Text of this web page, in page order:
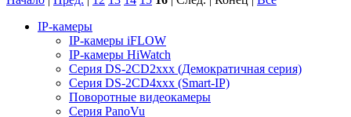
IP-камеры
IP-камеры iFLOW
IP-камеры HiWatch
Серия DS-2CD2xxx (Демократичная серия)
Серия DS-2CD4xxx (Smart-IP)
Поворотные видеокамеры
Серия PanoVu